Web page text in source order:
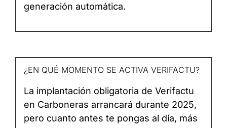
generación automática.
¿EN QUÉ MOMENTO SE ACTIVA VERIFACTU?
La implantación obligatoria de Verifactu
en Carboneras arrancará durante 2025,
pero cuanto antes te pongas al día, más